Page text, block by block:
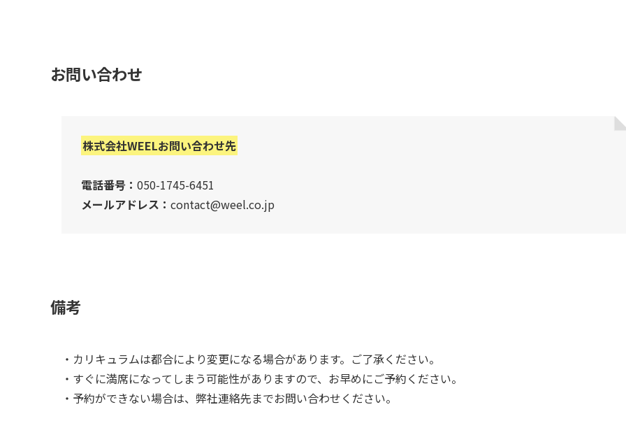
お問い合わせ
株式会社WEELお問い合わせ先
電話番号： 050-1745-6451
メールアドレス： contact@weel.co.jp
備考
・カリキュラムは都合により変更になる場合があります。ご了承ください。
・すぐに満席になってしまう可能性がありますので、お早めにご予約ください。
・予約ができない場合は、弊社連絡先までお問い合わせください。